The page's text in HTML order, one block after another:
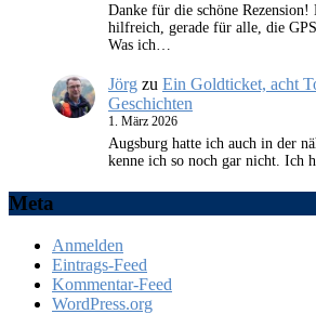
Danke für die schöne
hilfreich, gerade für alle, die GPS
Was ich…
Jörg zu Ein Goldticket, acht
Geschichten
1. März 2026
Augsburg hatte ich auch in der
kenne ich so noch gar nicht. Ich
Meta
Anmelden
Eintrags-Feed
Kommentar-Feed
WordPress.org